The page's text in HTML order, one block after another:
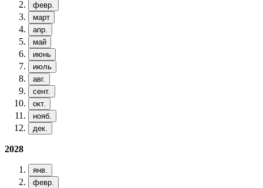
февр.
март
апр.
май
июнь
июль
авг.
сент.
окт.
нояб.
дек.
2028
янв.
февр.